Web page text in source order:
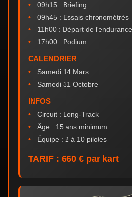
09h15 : Briefing
09h45 : Essais chronométrés
11h00 : Départ de l'endurance
17h00 : Podium
CALENDRIER
Samedi 14 Mars
Samedi 31 Octobre
INFOS
Circuit : Long-Track
Âge : 15 ans minimum
Équipe : 2 à 10 pilotes
TARIF : 660 € par kart